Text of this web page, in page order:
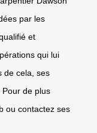
par les
et
qui lui
de cela, ses
de plus
ou contactez ses